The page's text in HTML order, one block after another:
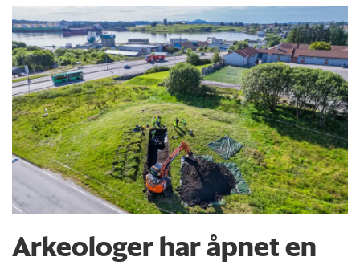
Arkeologer har åpnet en